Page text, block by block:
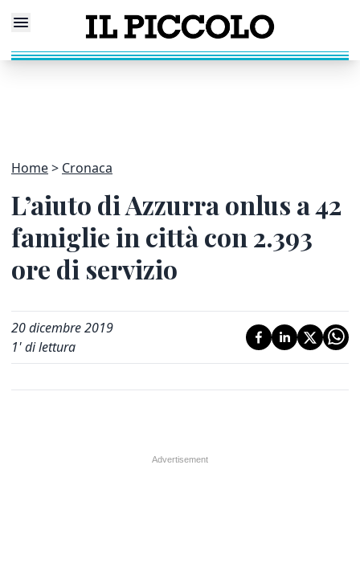
Home Cronaca
L’aiuto di Azzurra onlus a 42
famiglie in città con 2.393
ore di servizio
20 dicembre 2019
1' di lettura